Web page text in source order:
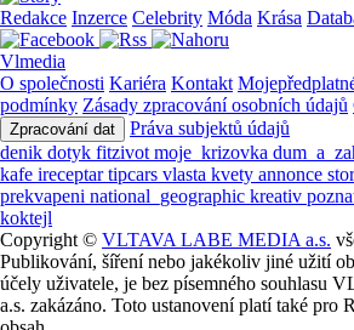
Redakce Inzerce Celebrity Móda Krása
Vlmedia
O společnosti Kariéra Kontakt
podmínky Zásady zpracování osobních údajů
Zpracování dat
Práva subjektů údajů
denik dotyk fitzivot moje_krizovka
kafe ireceptartipcars vlasta kvety annonce
prekvapeni national_geographic kreativ
koktejl
Copyright © VLTAVA LABE MEDIA a.s.
Publikování, šíření nebo jakékoliv jiné užití
účely uživatele, je bez písemného souhlasu
a.s. zakázáno. Toto ustanovení platí také pro